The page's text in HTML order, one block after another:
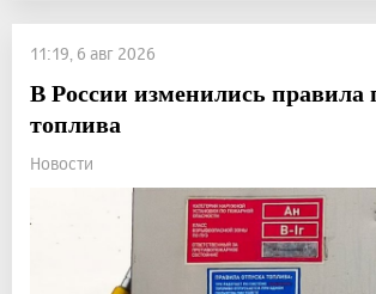
11:19, 6 авг 2026
В России изменились правила
топлива
Новости